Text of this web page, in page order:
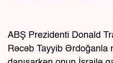
ABŞ Prezidenti Donald
Rəcəb Tayyib Ərdoğanla